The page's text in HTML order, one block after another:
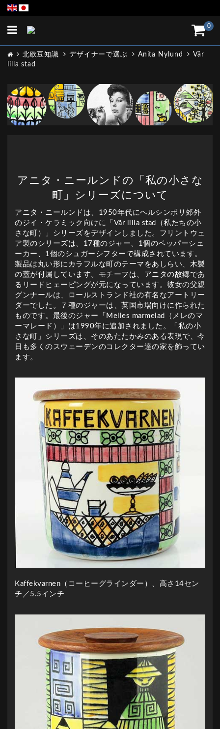
0
Toggle
北欧豆知識 デザイナーで選ぶ Anita Nylund
Vår
lilla stad
アニタ・ニールンドの「私の小さな
町」シリーズについて
アニタ・ニールンドは、1950年代にヘルシンボリ郊外
のジイ・ケラミック向けに「Vår lilla stad（私たちの小
さな町）」シリーズをデザインしました。フリントウェ
ア製のシリーズは、17種のジャー、1個のペッパーシェ
ーカー、1個のシュガーシフターで構成されています。
製品は丸い形にカラフルな町のテーマをあしらい、木製
の蓋が付属しています。モチーフは、アニタの故郷であ
るリードヒェーピングが元になっています。彼女の父親
グンナールは、ロールストランド社の有名なアートリー
ダーでした。７種のジャーは、英国市場向けに作られた
ものです。最後のジャー「Melles marmelad（メレのマ
ーマレード）」は1990年に追加されました。「私の小
さな町」シリーズは、そのあたたかみのある表現で、今
日も多くのスウェーデンのコレクター達の家を飾ってい
ます。
Kaffekvarnen（コーヒーグラインダー）、高さ14セン
チ／5.5インチ